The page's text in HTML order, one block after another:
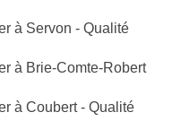
à Servon - Qualité
à Brie-Comte-Robert
à Coubert - Qualité